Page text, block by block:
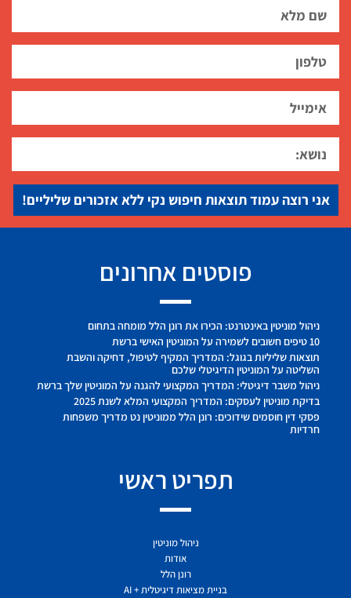
אני רוצה עמוד תוצאות חיפוש נקי ללא אזכורים שליליים!
פוסטים אחרונים
ניהול מוניטין באינטרנט: הכירו את רונן הלל מומחה בתחום
10 טיפים חשובים לשמירה על המוניטין האישי ברשת
תוצאות שליליות בגוגל: המדריך המקיף לטיפול, דחיקה והשבת
השליטה על המוניטין הדיגיטלי שלכם
ניהול משבר דיגיטלי: המדריך המקצועי להגנה על המוניטין שלך ברשת
בדיקת מוניטין לעסקים: המדריך המקצועי המלא לשנת 2025
פסקי דין חוסמים שידוכים: רונן הלל ממוניטין נט מדריך משפחות
חרדיות
תפריט ראשי
ניהול מוניטין
אודות
רונן הלל
בניית מציאות דיגיטלית + AI